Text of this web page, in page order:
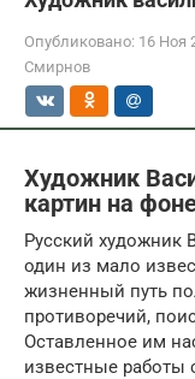
Опубликовано: 16 Ноя
Смирнов
Художник
картин на
Русский художник
один из мало
жизненный путь
противоречий,
Оставленное им
известные работы